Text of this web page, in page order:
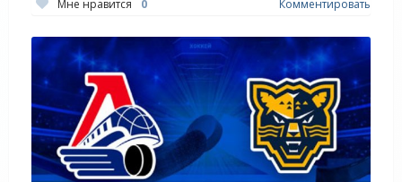
Мне нравится 0 Комментировать